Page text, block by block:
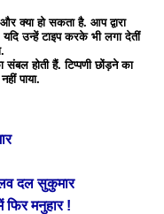
क्या हो सकता है. आप द्वारा
उन्हें टाइप करके भी लगा देतीं
संबल होती हैं. टिप्पणी छोंड़ने का
पाया.
दल सुकुमार
फिर मनुहार !